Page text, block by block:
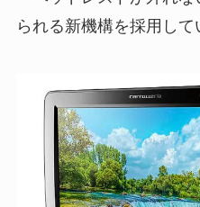
られる新機構を採用して